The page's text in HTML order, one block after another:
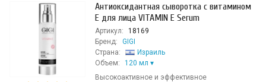
Антиоксидантная сыворотка с витамином
Е для лица VITAMIN E Serum
Артикул:
18169
Бренд:
GIGI
Страна:
Израиль
Объем:
120 мл
Высокоактивное и эффективное